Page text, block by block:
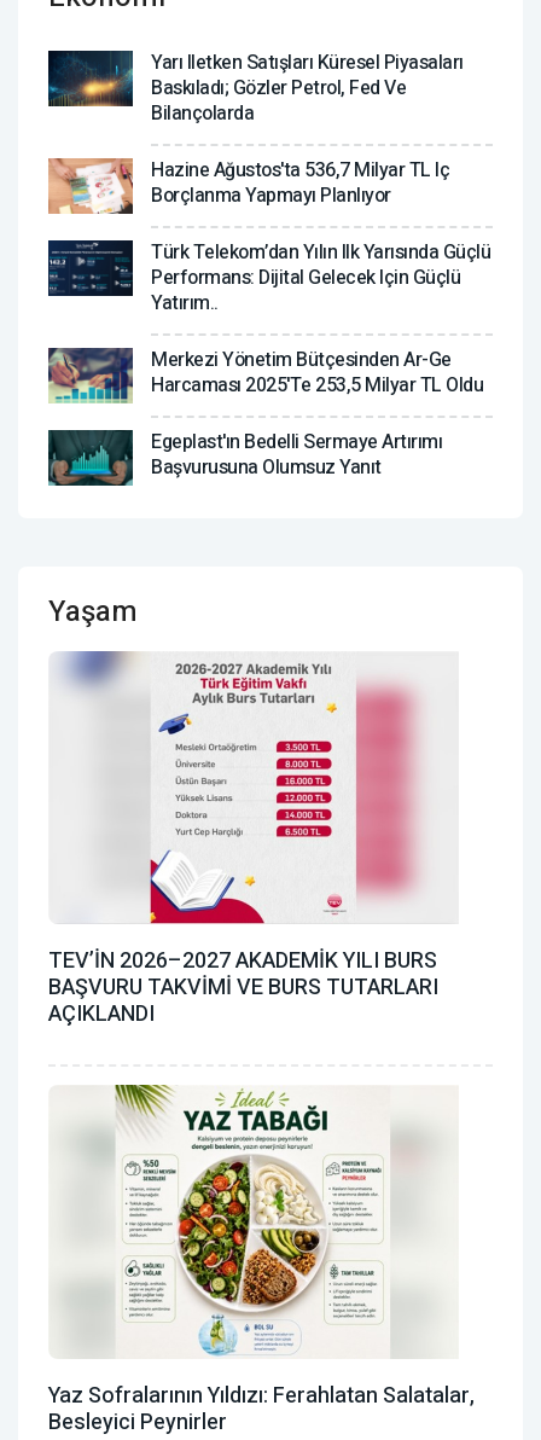
Yarı Iletken Satışları Küresel Piyasaları
Baskıladı; Gözler Petrol, Fed Ve
Bilançolarda
Hazine Ağustos'ta 536,7 Milyar TL Iç
Borçlanma Yapmayı Planlıyor
Türk Telekom’dan Yılın Ilk Yarısında Güçlü
Performans: Dijital Gelecek Için Güçlü
Yatırım..
Merkezi Yönetim Bütçesinden Ar-Ge
Harcaması 2025'te 253,5 Milyar TL Oldu
Egeplast'ın Bedelli Sermaye Artırımı
Başvurusuna Olumsuz Yanıt
Yaşam
TEV’İN 2026–2027 AKADEMİK YILI BURS
BAŞVURU TAKVİMİ VE BURS TUTARLARI
AÇIKLANDI
Yaz Sofralarının Yıldızı: Ferahlatan Salatalar,
Besleyici Peynirler